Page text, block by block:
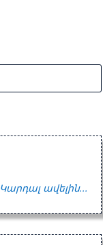
Կարդալ ավելին...